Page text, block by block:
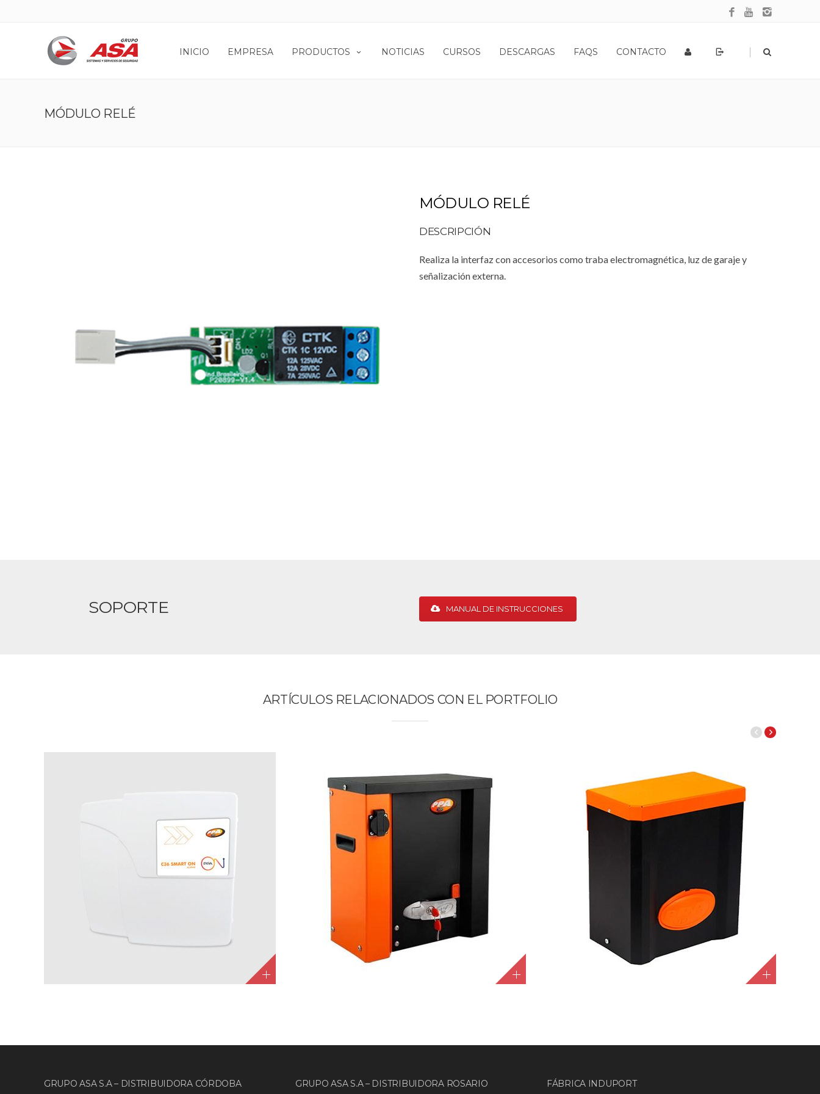
INICIO EMPRESA PRODUCTOS NOTICIAS CURSOS DESCARGAS FAQS CONTACTO |
MÓDULO RELÉ
MÓDULO RELÉ
DESCRIPCIÓN
Realiza la interfaz con accesorios como traba electromagnética, luz de garaje y
señalización externa.
SOPORTE MANUAL DE INSTRUCCIONES
ARTÍCULOS RELACIONADOS CON EL PORTFOLIO
GRUPO ASA S.A – DISTRIBUIDORA CÓRDOBA GRUPO ASA S.A – DISTRIBUIDORA ROSARIO FÁBRICA INDUPORT